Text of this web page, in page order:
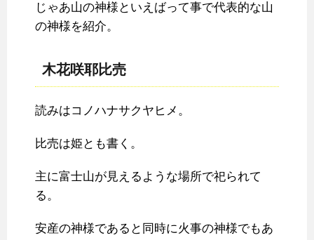
じゃあ山の神様といえばって事で代表的な山
の神様を紹介。
木花咲耶比売
読みはコノハナサクヤヒメ。
比売は姫とも書く。
主に富士山が見えるような場所で祀られて
る。
安産の神様であると同時に火事の神様でもあ